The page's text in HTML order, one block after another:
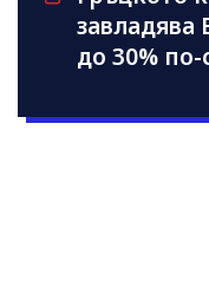
завладява
до 30%